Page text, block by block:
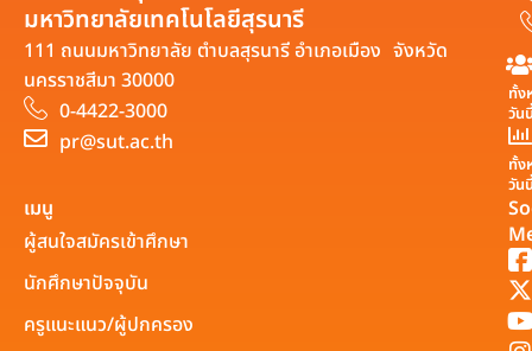
มหาวิทยาลัยเทคโนโลยีสุรนารี
111 ถนนมหาวิทยาลัย ตำบลสุรนารี อำเภอเมือง จังหวัด
นครราชสีมา 30000
0-4422-3000
pr@sut.ac.th
ทั้ง
วัน
ทั้ง
วัน
เมนู
ผู้สนใจสมัครเข้าศึกษา
นักศึกษาปัจจุบัน
ครูแนะแนว/ผู้ปกครอง